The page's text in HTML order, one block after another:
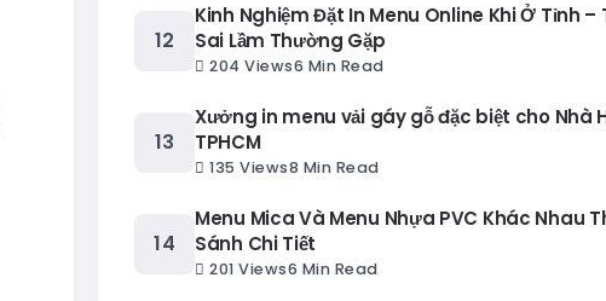
Kinh Nghiệm Đặt In Menu Online Khi Ở Tỉnh –
Sai Lầm Thường Gặp
204 Views6 Min Read
Xưởng in menu vải gáy gỗ đặc biệt cho Nhà
TPHCM
135 Views8 Min Read
Menu Mica Và Menu Nhựa PVC Khác Nhau
Sánh Chi Tiết
201 Views6 Min Read